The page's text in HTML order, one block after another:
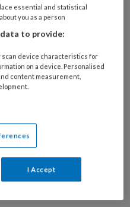
nieuwsbrief
het
essential and statistical
you as a person
to provide:
scan device characteristics for
on a device. Personalised
content measurement,
I Accept